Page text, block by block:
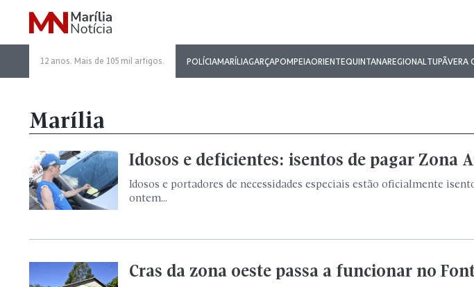
12 anos. Mais de 105 mil artigos. POLÍCIAMARÍLIAGARÇAPOMPEIAORIENTEQUINTANAREGIONALTUPÃVERA
Marília
Idosos e deficientes: isentos de pagar Zona
Idosos e portadores de necessidades especiais estão oficialmente
ontem...
Cras da zona oeste passa a funcionar no